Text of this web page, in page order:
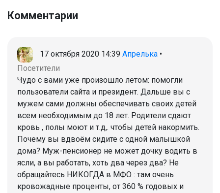
Комментарии
17 октября 2020 14:39 Апрелька •
Посетители
Чудо с вами уже произошло летом: помогли
пользователи сайта и президент. Дальше вы с
мужем сами должны обеспечивать своих детей
всем необходимым до 18 лет. Родители сдают
кровь , полы моют и т.д,. чтобы детей накормить.
Почему вы вдвоём сидите с одной малышкой
дома? Муж-пенсионер не может дочку водить в
ясли, а вы работать, хоть два через два? Не
обращайтесь НИКОГДА в МФО : там очень
кровожадные проценты, от 360 % годовых и